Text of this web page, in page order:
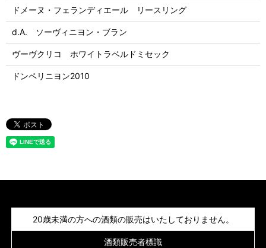
ドメーヌ・フェランディエール リースリング
d.A. ソーヴィニヨン・ブラン
ヴーヴクリコ ホワイトラベルドミセック
ドンペリニヨン2010
20歳未満の方への酒類の販売はいたしておりません。
酒類販売者標識